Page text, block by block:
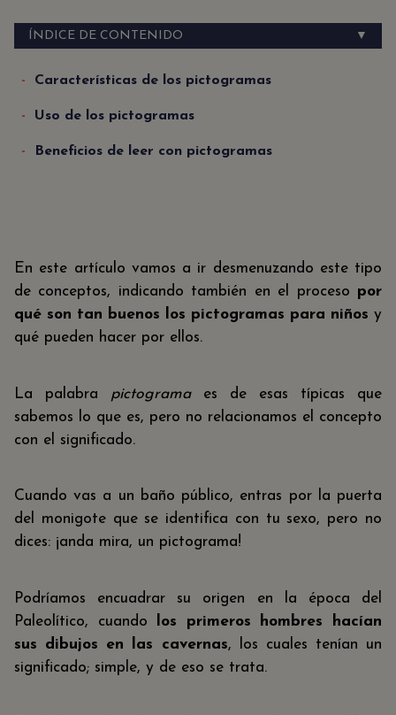
ÍNDICE DE CONTENIDO ▼
Características de los pictogramas
Uso de los pictogramas
Beneficios de leer con pictogramas
En este artículo vamos a ir desmenuzando este tipo
de conceptos, indicando también en el proceso por
qué son tan buenos los pictogramas para niños y
qué pueden hacer por ellos.
La palabra pictograma es de esas típicas que
sabemos lo que es, pero no relacionamos el concepto
con el significado.
Cuando vas a un baño público, entras por la puerta
del monigote que se identifica con tu sexo, pero no
dices: ¡anda mira, un pictograma!
Podríamos encuadrar su origen en la época del
Paleolítico, cuando
los primeros hombres hacían
sus dibujos en las cavernas, los cuales tenían un
significado; simple, y de eso se trata.